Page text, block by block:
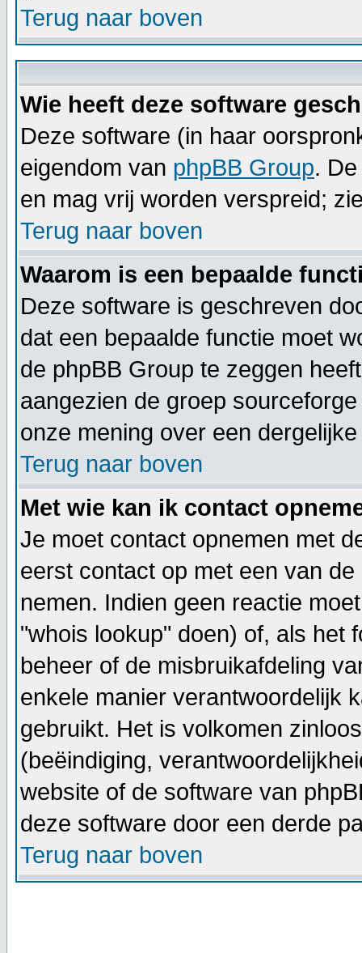
Terug naar boven
Wie heeft deze software
Deze software (in haar
eigendom van phpBB Group.
en mag vrij worden verspreid;
Terug naar boven
Waarom is een bepaalde
Deze software is geschreven
dat een bepaalde functie moet
de phpBB Group te zeggen
aangezien de groep
onze mening over een
Terug naar boven
Met wie kan ik contact
Je moet contact opnemen met
eerst contact op met een van
nemen. Indien geen reactie
"whois lookup" doen) of, als het
beheer of de misbruikafdeling
enkele manier verantwoordelijk
gebruikt. Het is volkomen
(beëindiging,
website of de software van
deze software door een derde
Terug naar boven